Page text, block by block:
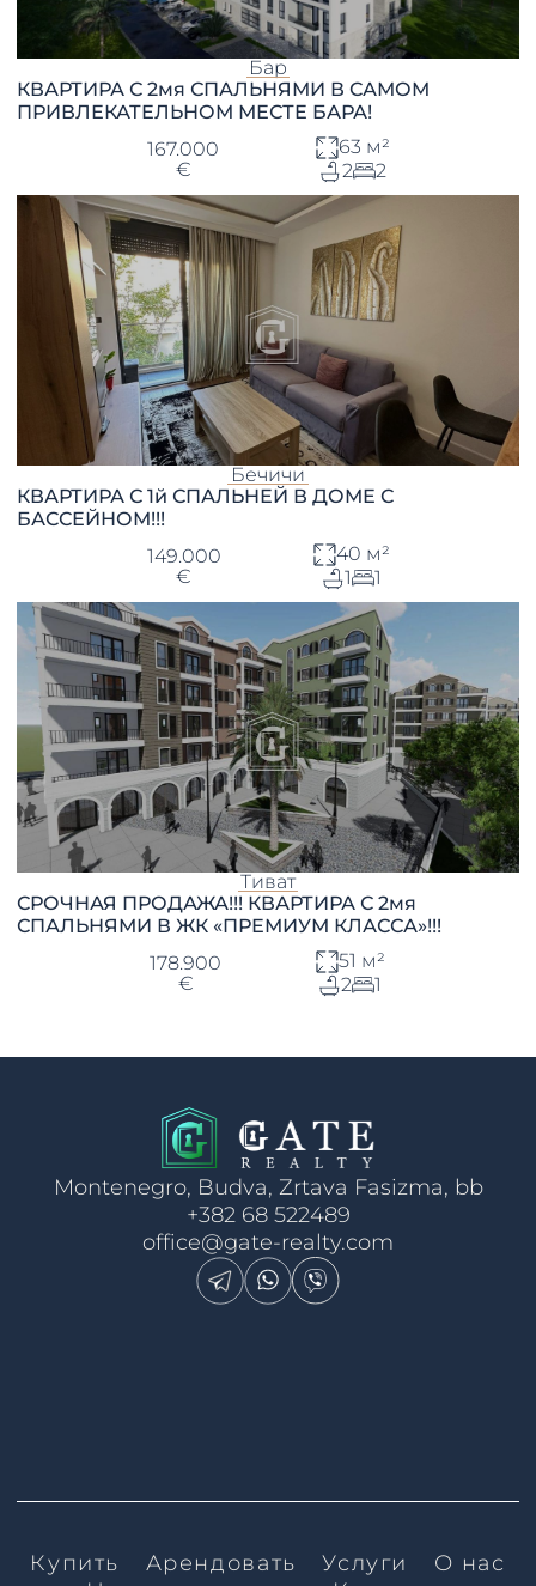
Бар
КВАРТИРА С 2мя СПАЛЬНЯМИ В САМОМ
ПРИВЛЕКАТЕЛЬНОМ МЕСТЕ БАРА!
167.000
€
63 м²
2
2
Бечичи
КВАРТИРА С 1й СПАЛЬНЕЙ В ДОМЕ С
БАССЕЙНОМ!!!
149.000
€
40 м²
1
1
Тиват
СРОЧНАЯ ПРОДАЖА!!! КВАРТИРА С 2мя
СПАЛЬНЯМИ В ЖК «ПРЕМИУМ КЛАССА»!!!
178.900
€
51 м²
2
1
Montenegro, Budva, Zrtava Fasizma, bb
+382 68 522489
office@gate-realty.com
Купить Арендовать Услуги
О нас